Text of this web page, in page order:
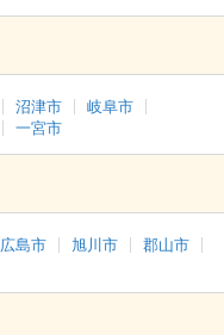
沼津市
岐阜市
一宮市
広島市 旭川市
郡山市